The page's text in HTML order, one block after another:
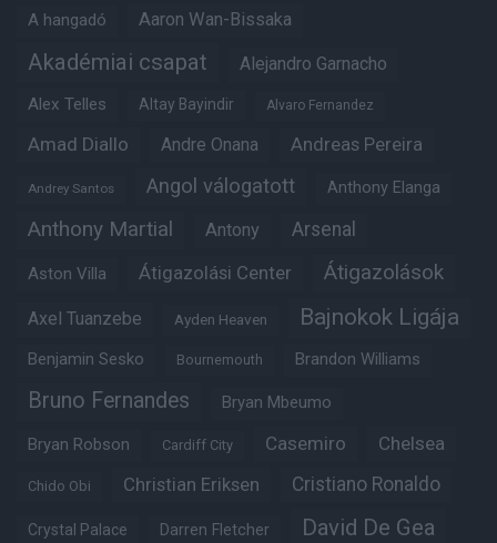
A hangadó Aaron Wan-Bissaka
Akadémiai csapat Alejandro Garnacho
Alex Telles Altay Bayindir Alvaro Fernandez
Amad Diallo Andre Onana Andreas Pereira
Andrey Santos Angol válogatott Anthony Elanga
Anthony Martial Antony Arsenal
Aston Villa Átigazolási Center Átigazolások
Axel Tuanzebe Ayden Heaven Bajnokok Ligája
Benjamin Sesko Bournemouth Brandon Williams
Bruno Fernandes Bryan Mbeumo
Bryan Robson Cardiff City Casemiro Chelsea
Chido Obi Christian Eriksen Cristiano Ronaldo
Crystal Palace Darren Fletcher David De Gea